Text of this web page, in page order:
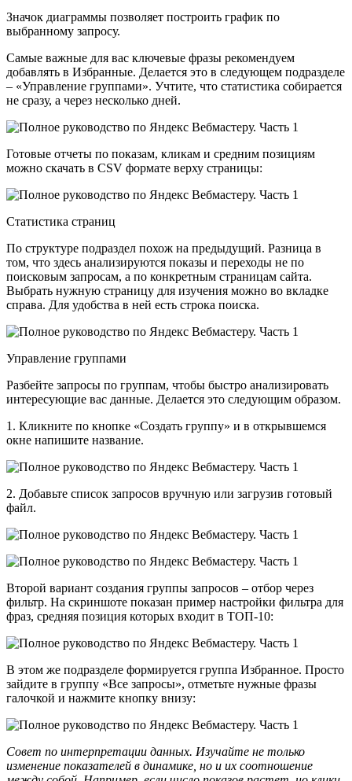
Значок диаграммы позволяет построить график по
выбранному запросу.
Самые важные для вас ключевые фразы рекомендуем
добавлять в Избранные. Делается это в следующем подразделе
– «Управление группами». Учтите, что статистика собирается
не сразу, а через несколько дней.
Готовые отчеты по показам, кликам и средним позициям
можно скачать в CSV формате верху страницы:
Статистика страниц
По структуре подраздел похож на предыдущий. Разница в
том, что здесь анализируются показы и переходы не по
поисковым запросам, а по конкретным страницам сайта.
Выбрать нужную страницу для изучения можно во вкладке
справа. Для удобства в ней есть строка поиска.
Управление группами
Разбейте запросы по группам, чтобы быстро анализировать
интересующие вас данные. Делается это следующим образом.
1. Кликните по кнопке «Создать группу» и в открывшемся
окне напишите название.
2. Добавьте список запросов вручную или загрузив готовый
файл.
Второй вариант создания группы запросов – отбор через
фильтр. На скриншоте показан пример настройки фильтра для
фраз, средняя позиция которых входит в ТОП-10:
В этом же подразделе формируется группа Избранное. Просто
зайдите в группу «Все запросы», отметьте нужные фразы
галочкой и нажмите кнопку внизу:
Совет по интерпретации данных. Изучайте не только
изменение показателей в динамике, но и их соотношение